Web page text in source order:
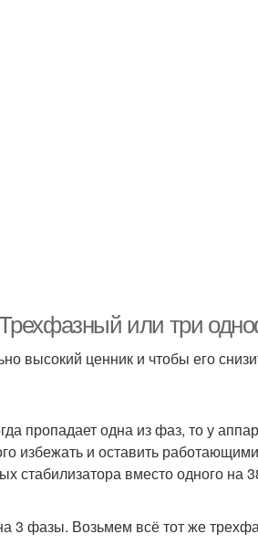
или три
высокий ценник и чтобы его
пропадает одна из фаз, то у
избежать и оставить
стабилизатора вместо одного на
3 фазы. Возьмем всё тот же